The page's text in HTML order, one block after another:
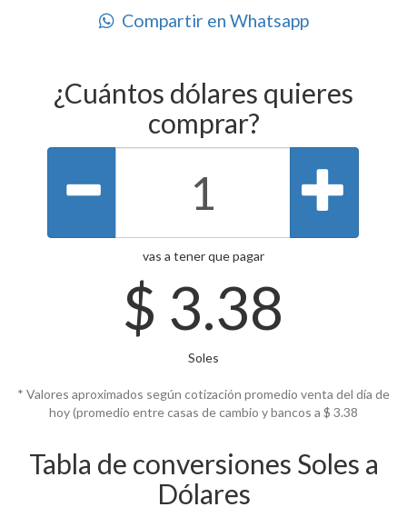
Compartir en Whatsapp
¿Cuántos dólares quieres
comprar?
vas a tener que pagar
$ 3.38
Soles
* Valores aproximados según cotización promedio venta del día de
hoy (promedio entre casas de cambio y bancos a $ 3.38
Tabla de conversiones Soles a
Dólares